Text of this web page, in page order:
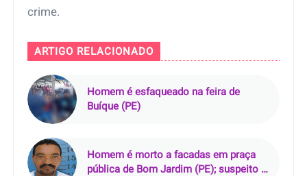
crime.
ARTIGO RELACIONADO
Homem é esfaqueado na feira de
Buíque (PE)
Homem é morto a facadas em praça
pública de Bom Jardim (PE); suspeito é